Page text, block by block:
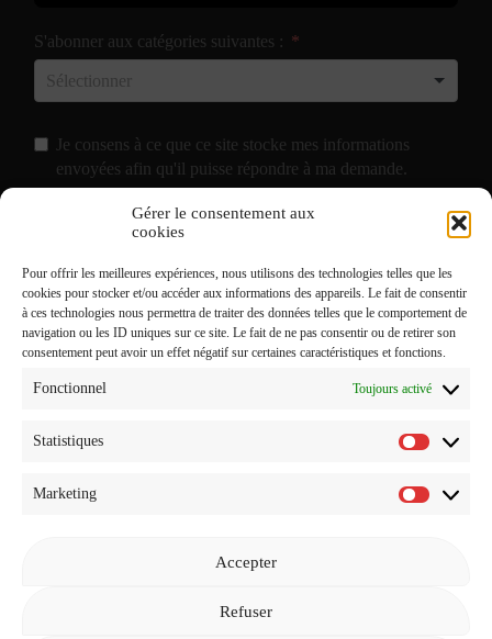
Gérer le consentement aux
cookies
Pour offrir les meilleures expériences, nous utilisons des technologies telles que les
cookies pour stocker et/ou accéder aux informations des appareils. Le fait de consentir
à ces technologies nous permettra de traiter des données telles que le comportement de
navigation ou les ID uniques sur ce site. Le fait de ne pas consentir ou de retirer son
consentement peut avoir un effet négatif sur certaines caractéristiques et fonctions.
Fonctionnel Toujours activé
Statistiques
Marketing
Accepter
Refuser
S'abonner aux catégories suivantes :
Je consens à ce que ce site stocke mes informations
envoyées afin qu'il puisse répondre à ma demande.
J'accepte de recevoir vos e-mails et confirme avoir pris
Mentions Légales.